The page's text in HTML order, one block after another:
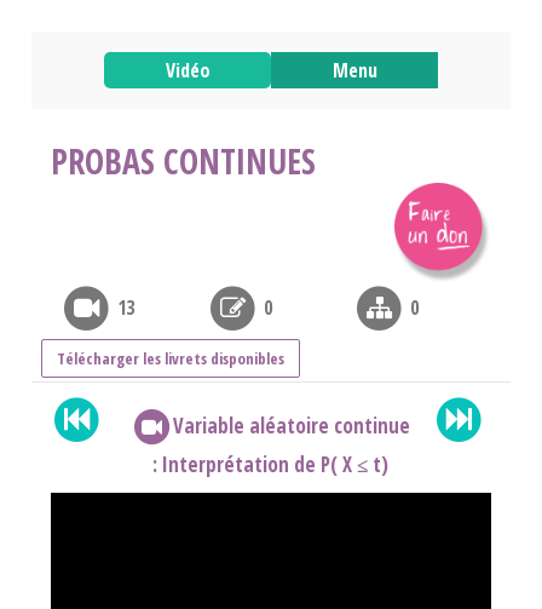
Vidéo Menu
PROBAS CONTINUES
13 0 0
Télécharger les livrets disponibles
Variable aléatoire continue
: Interprétation de P( X ≤ t)